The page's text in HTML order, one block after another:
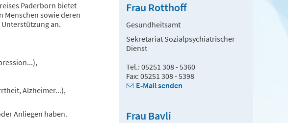
Paderborn bietet
Menschen sowie deren
an.
Alzheimer...),
Anliegen haben.
Frau Rotthoff
Gesundheitsamt
Sekretariat Sozialpsychiatrischer
Dienst
Tel.: 05251 308 - 5360
Fax: 05251 308 - 5398
E-Mail senden
Frau Bavli